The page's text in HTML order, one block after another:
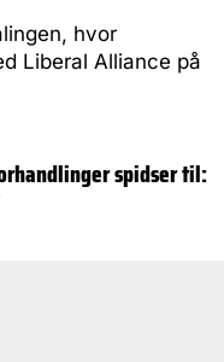
hvor
Liberal Alliance på
spidser til: